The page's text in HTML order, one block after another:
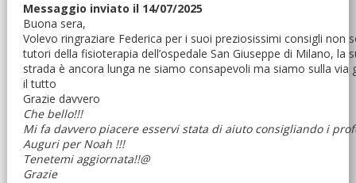
Messaggio inviato il 14/07/2025
Buona sera,
Volevo ringraziare Federica per i suoi preziosissimi consigli
tutori della fisioterapia dell’ospedale San Giuseppe di Milano,
strada è ancora lunga ne siamo consapevoli ma siamo sulla
il tutto
Grazie davvero
Che bello!!!
Mi fa davvero piacere esservi stata di aiuto consigliando i
Auguri per Noah !!!
Tenetemi aggiornata!!@
Grazie